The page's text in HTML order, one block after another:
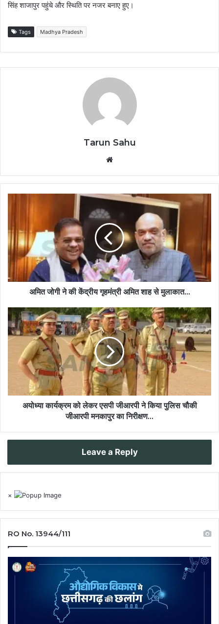
सिंह शाजापुर पहुंचे और स्थिति पर नजर बनाए हुए।
Tags Madhya Pradesh
Tarun Sahu
अमित जोगी ने की केंद्रीय गृहमंत्री अमित शाह से मुलाकात...
अयोध्या कार्यक्रम को लेकर एसपी जीआरपी ने किया पुलिस चौकी
जीआरपी मनकापुर का निरीक्षण...
Leave a Reply
×
RO No. 13944/111